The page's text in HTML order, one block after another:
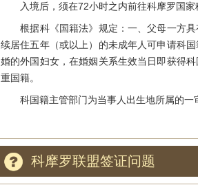
入境后，须在72小时之内前往科摩罗国家
根据科《国籍法》规定：一、父母一方具
续居住五年（或以上）的未成年人可申请科
婚的外国妇女，在婚姻关系生效当日即获得
重国籍。
科国籍主管部门为当事人出生地所属的一
科摩罗联盟签证问题